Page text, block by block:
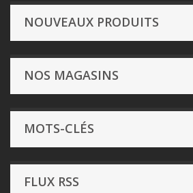
NOUVEAUX PRODUITS
NOS MAGASINS
MOTS-CLÉS
FLUX RSS